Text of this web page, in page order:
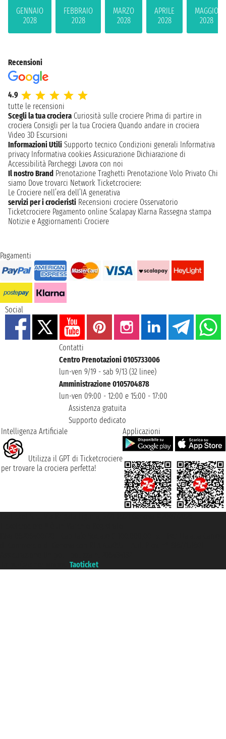
GENNAIO
2028
FEBBRAIO
2028
MARZO
2028
APRILE
2028
MAGGIO
2028
Recensioni
4.9
tutte le recensioni
Scegli la tua crociera Curiosità sulle crociere Prima di partire in
crociera Consigli per la tua Crociera Quando andare in crociera
Video 3D Escursioni
Informazioni Utili Supporto tecnico Condizioni generali Informativa
privacy Informativa cookies Assicurazione Dichiarazione di
Accessibilità Parcheggi Lavora con noi
Il nostro Brand Prenotazione Traghetti Prenotazione Volo Privato Chi
siamo Dove trovarci Network Ticketcrociere:
Le Crociere nell’era dell’IA generativa
servizi per i crocieristi Recensioni crociere Osservatorio
Ticketcrociere Pagamento online Scalapay Klarna Rassegna stampa
Notizie e Aggiornamenti Crociere
Pagamenti
Social
Contatti
Centro Prenotazioni 0105733006
lun-ven 9/19 - sab 9/13 (32 linee)
Amministrazione 0105704878
lun-ven 09:00 - 12:00 e 15:00 - 17:00
Assistenza gratuita
Supporto dedicato
Intelligenza Artificiale
Utilizza il GPT di Ticketcrociere
per trovare la crociera perfetta!
Applicazioni
Taoticket